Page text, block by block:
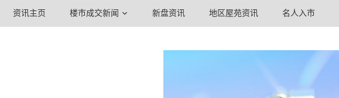
资讯主页 楼市成交新闻 新盘资讯 地区屋苑资讯 名人入市